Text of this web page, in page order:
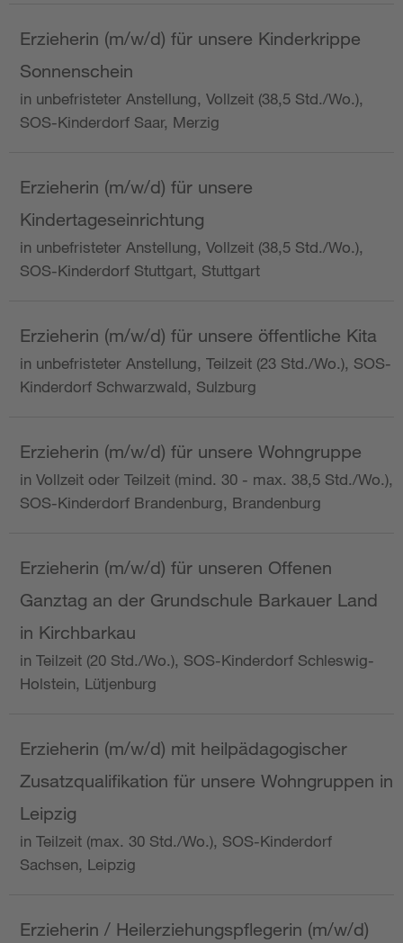
Erzieherin (m/w/d) für unsere Kinderkrippe
Sonnenschein
in unbefristeter Anstellung, Vollzeit (38,5 Std./Wo.),
SOS-Kinderdorf Saar, Merzig
Erzieherin (m/w/d) für unsere
Kindertageseinrichtung
in unbefristeter Anstellung, Vollzeit (38,5 Std./Wo.),
SOS-Kinderdorf Stuttgart, Stuttgart
Erzieherin (m/w/d) für unsere öffentliche Kita
in unbefristeter Anstellung, Teilzeit (23 Std./Wo.), SOS-
Kinderdorf Schwarzwald, Sulzburg
Erzieherin (m/w/d) für unsere Wohngruppe
in Vollzeit oder Teilzeit (mind. 30 - max. 38,5 Std./Wo.),
SOS-Kinderdorf Brandenburg, Brandenburg
Erzieherin (m/w/d) für unseren Offenen
Ganztag an der Grundschule Barkauer Land
in Kirchbarkau
in Teilzeit (20 Std./Wo.), SOS-Kinderdorf Schleswig-
Holstein, Lütjenburg
Erzieherin (m/w/d) mit heilpädagogischer
Zusatzqualifikation für unsere Wohngruppen in
Leipzig
in Teilzeit (max. 30 Std./Wo.), SOS-Kinderdorf
Sachsen, Leipzig
Erzieherin / Heilerziehungspflegerin (m/w/d)